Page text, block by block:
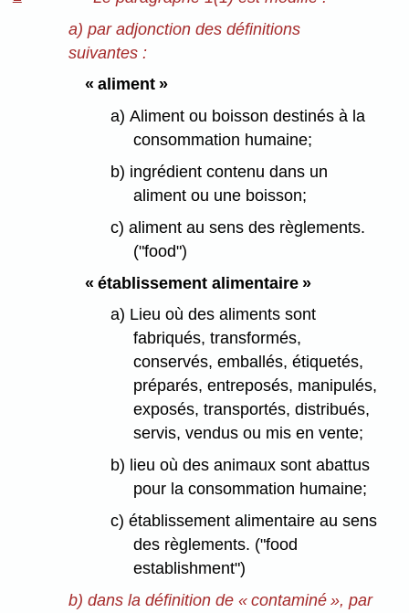
a) par adjonction des définitions
suivantes :
« aliment »
a) Aliment ou boisson destinés à la
consommation humaine;
b) ingrédient contenu dans un
aliment ou une boisson;
c) aliment au sens des règlements.
("food")
« établissement alimentaire »
a) Lieu où des aliments sont
fabriqués, transformés,
conservés, emballés, étiquetés,
préparés, entreposés, manipulés,
exposés, transportés, distribués,
servis, vendus ou mis en vente;
b) lieu où des animaux sont abattus
pour la consommation humaine;
c) établissement alimentaire au sens
des règlements. ("food
establishment")
b) dans la définition de « contaminé », par